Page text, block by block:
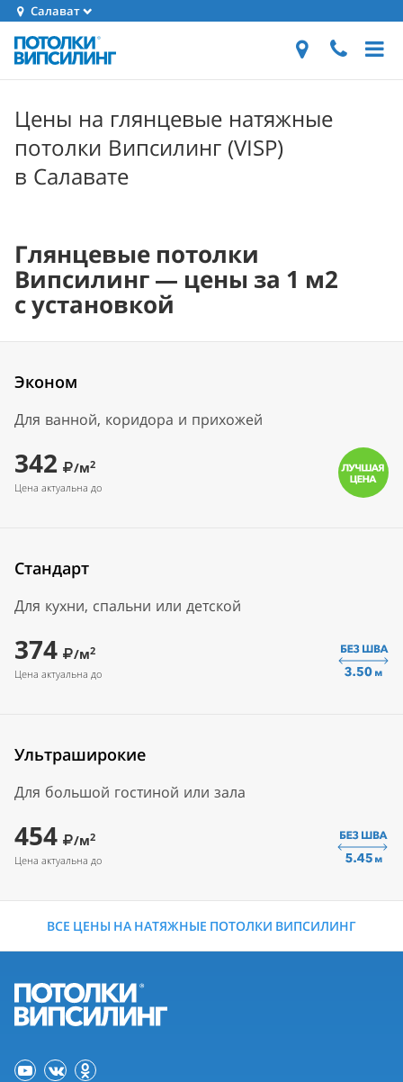
Салават
Цены на глянцевые натяжные
потолки Випсилинг (VISP)
в Салавате
Глянцевые потолки
Випсилинг — цены за 1 м2
с установкой
Эконом
Для ванной, коридора и прихожей
342 /м2
Цена актуальна до
Стандарт
Для кухни, спальни или детской
374 /м2
Цена актуальна до
Ультраширокие
Для большой гостиной или зала
454 /м2
Цена актуальна до
ВСЕ ЦЕНЫ НА НАТЯЖНЫЕ ПОТОЛКИ ВИПСИЛИНГ